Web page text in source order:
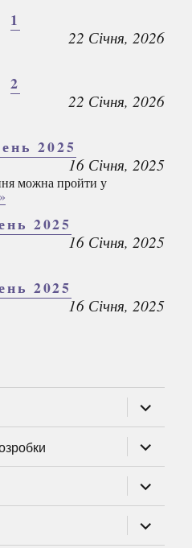
1
22 Січня, 2026
2
22 Січня, 2026
2025
16 Січня, 2025
можна пройти у
2025
16 Січня, 2025
2025
16 Січня, 2025
підменю
підменю
підменю
підменю